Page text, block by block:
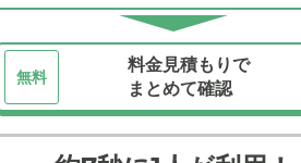
無料
料金見積もりで
まとめて確認